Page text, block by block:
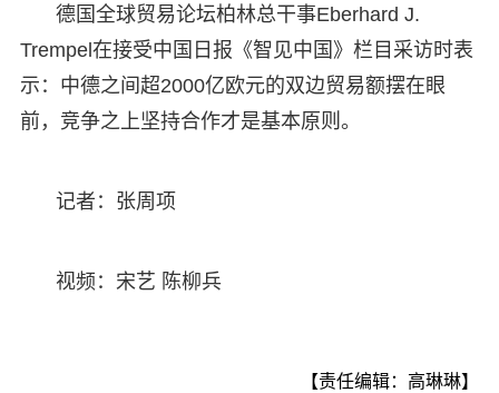
德国全球贸易论坛柏林总干事Eberhard J.
Trempel在接受中国日报《智见中国》栏目采访时表
示：中德之间超2000亿欧元的双边贸易额摆在眼
前，竞争之上坚持合作才是基本原则。
记者：张周项
视频：宋艺 陈柳兵
【责任编辑：高琳琳】